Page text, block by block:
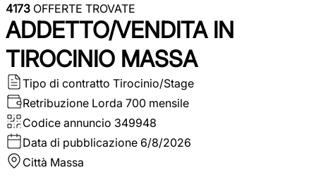
4173 OFFERTE TROVATE
ADDETTO/VENDITA IN
TIROCINIO MASSA
Tipo di contratto Tirocinio/Stage
Retribuzione Lorda 700 mensile
Codice annuncio 349948
Data di pubblicazione 6/8/2026
Città Massa